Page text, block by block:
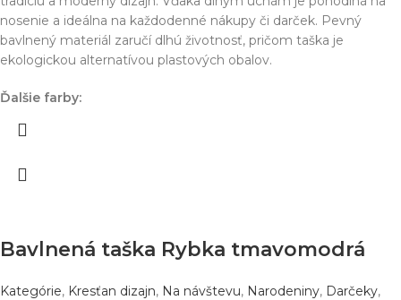
nosenie a ideálna na každodenné nákupy či darček. Pevný
bavlnený materiál zaručí dlhú životnosť, pričom taška je
ekologickou alternatívou plastových obalov.
Ďalšie farby:
Bavlnená taška Rybka tmavomodrá
Kategórie, Kresťan dizajn, Na návštevu, Narodeniny, Darčeky,